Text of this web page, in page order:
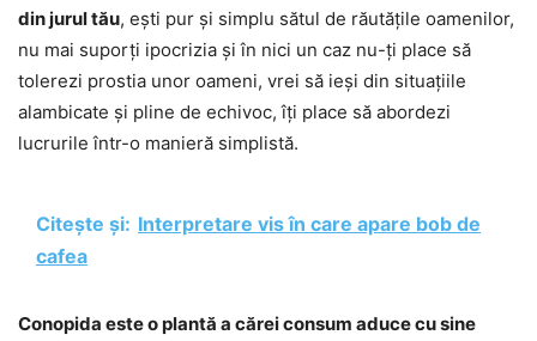
din jurul tău, ești pur și simplu sătul de răutățile oamenilor,
nu mai suporți ipocrizia și în nici un caz nu-ți place să
tolerezi prostia unor oameni, vrei să ieși din situațiile
alambicate și pline de echivoc, îți place să abordezi
lucrurile într-o manieră simplistă.
Citește și: Interpretare vis în care apare bob de
cafea
Conopida este o plantă a cărei consum aduce cu sine